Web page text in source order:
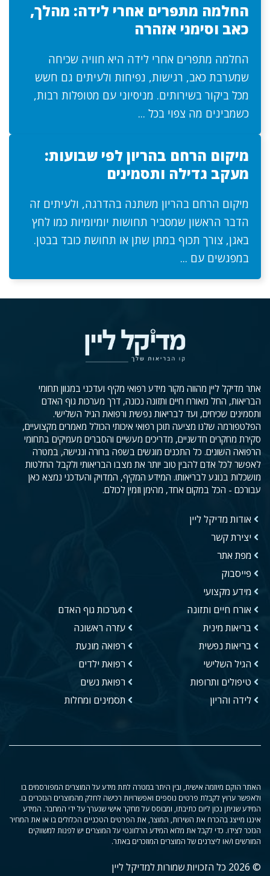
החלמה מתפרים אחרי לידה: מהלך,
כאב וסימני אזהרה
החלמה מתפרים אחרי לידה היא חוויה שכיחה
שמערבת כאב, רגישות, נפיחות ולעיתים גם חשש
מכל ביקור בשירותים. מניסיוני עם מטופלות רבות,
כשמבינים מה צפוי בכל ...
מיקום הרחם בהריון לפי שבועות:
מעקב גדילה ותסמינים
מיקום הרחם בהריון משתנה בהדרגה, ולעיתים זה
הדבר הראשון שמסביר תחושות יומיומיות כמו לחץ
באגן, צורך תכוף במתן שתן או תחושת כובד בבטן.
במפגשים עם ...
אתר מדיקל ליין מהווה מקור מידע רפואי מקיף ועדכני במגוון תחומי
הבריאות, החל מאורח חיים ותזונה נכונה, דרך מערכות גוף האדם
ותסמינים שכיחים, ועד לבריאות נפשית ורפואת הגיל השלישי.
הפלטפורמה שלנו מציעה תוכן רפואי איכותי הכולל מאמרים מקצועיים,
סקירת מחקרים חדשניים, מדריכים מעשיים והסברים מעמיקים בתחומי
הרפואה השונים. כל התכנים מוגשים בשפה ברורה ונגישה, במטרה
לאפשר לכל אדם להבין טוב יותר את מצבו הבריאותי ולקבל החלטות
מושכלות בנוגע לבריאותו. המידע המקיף, המדויק והעדכני נמצא כאן
עבורכם - הכל במקום אחד, מהימן וזמין לכולם.
אודות מדיקל ליין
יצירת קשר
מפת אתר
פייסבוק
מידע מקצועי
אורח חיים ותזונה
בריאות מינית
בריאות נפשית
הגיל השלישי
טיפולים ותרופות
לידה והריון
מערכות גוף האדם
עזרה ראשונה
רפואה מונעת
רפואת ילדים
רפואת נשים
תסמינים ומחלות
האתר הוקם מיוזמה אישית, ובין היתר במטרה לתת מידע על המוצרים המפורסמים בו
ולאפשר ערוץ לקבלת פרטים נוספים ואפשרויות רכישה לחלק מהמוצרים הנזכרים בו.
המידע שניתן נכון ליום כתיבתו, ומבוסס על מחקר אישי שנערך על ידי המחבר. המידע
איננו מייצג בהכרח את השירות, המוצר, את הפרטים הטכניים הכלולים בו או את המחיר
הנזכר לצידו. כדי לקבל את מלוא המידע הרלוונטי על המוצרים יש לפנות למשווקים
המורשים ו/או ליצרנים של המוצרים המוזכרים באתר.
© 2026 כל הזכויות שמורות למדיקל ליין